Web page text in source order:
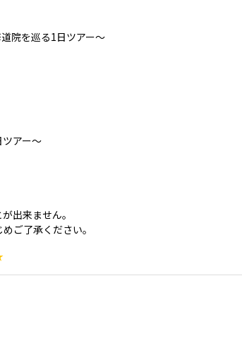
院を巡る1日ツアー～
アー～
出来ません。
ご了承ください。